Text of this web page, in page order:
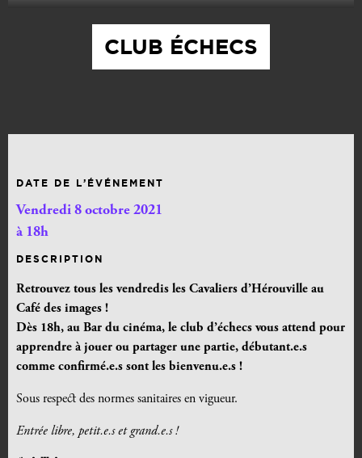
CLUB ÉCHECS
DATE DE L’ÉVÉNEMENT
Vendredi 8 octobre 2021
à 18h
DESCRIPTION
Retrouvez tous les vendredis les Cavaliers d’Hérouville au
Café des images !
Dès 18h, au Bar du cinéma, le club d’échecs vous attend pour
apprendre à jouer ou partager une partie, débutant.e.s
comme confirmé.e.s sont les bienvenu.e.s !
Sous respect des normes sanitaires en vigueur.
Entrée libre, petit.e.s et grand.e.s !